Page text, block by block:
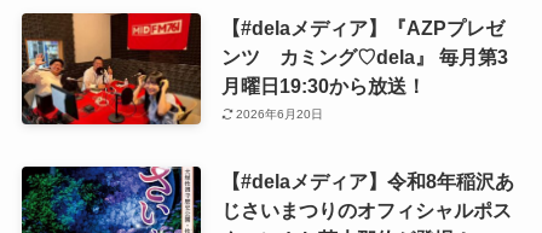
【#delaメディア】『AZPプレゼ
ンツ カミング♡dela』 毎月第3
月曜日19:30から放送！
2026年6月20日
【#delaメディア】令和8年稲沢あ
じさいまつりのオフィシャルポス